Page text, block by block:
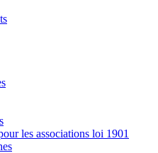
les associations loi 1901